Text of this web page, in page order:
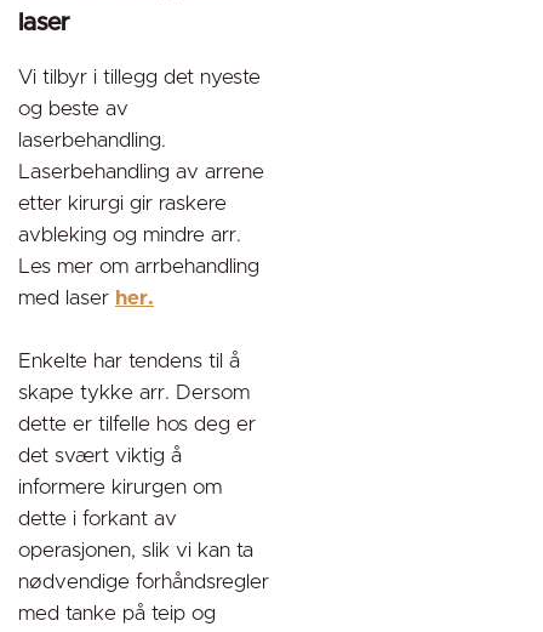
laser
Vi tilbyr i tillegg det nyeste
og beste av
laserbehandling.
Laserbehandling av arrene
etter kirurgi gir raskere
avbleking og mindre arr.
Les mer om arrbehandling
med laser her.
Enkelte har tendens til å
skape tykke arr. Dersom
dette er tilfelle hos deg er
det svært viktig å
informere kirurgen om
dette i forkant av
operasjonen, slik vi kan ta
nødvendige forhåndsregler
med tanke på teip og